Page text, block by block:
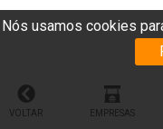
Nós usamos cookies
VOLTAR EMPRESAS